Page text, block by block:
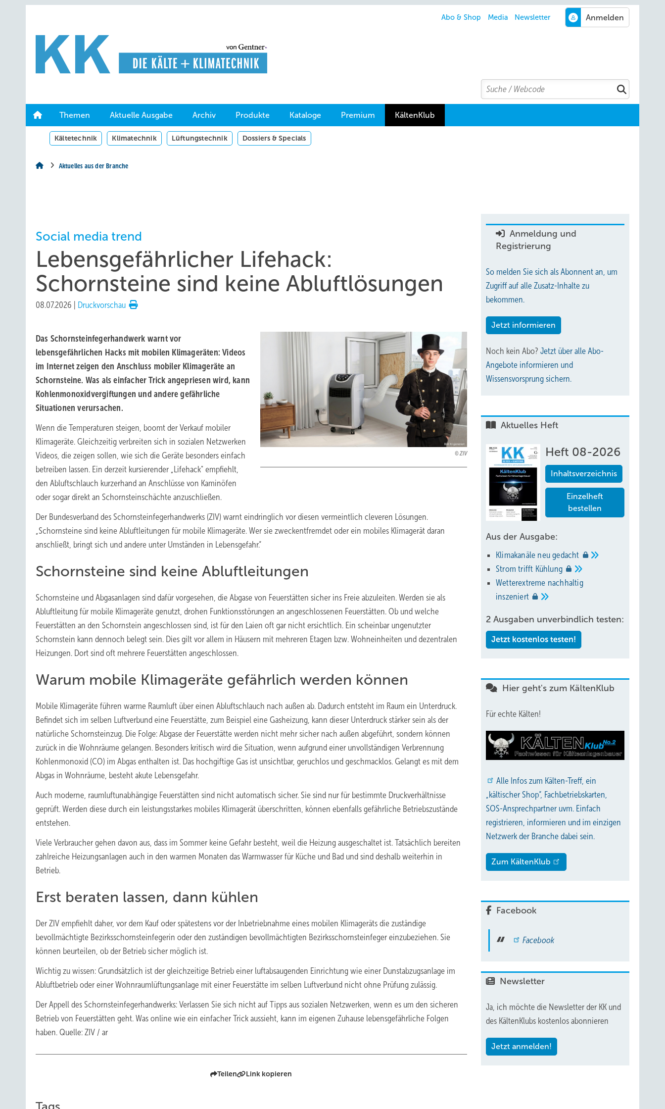
Hauptinhalt
Hauptmenü
Abo & Shop Media Newsletter
Search
Suchen
Themen Aktuelle Ausgabe Archiv Produkte Kataloge Premium KältenKlub
Kältetechnik Klimatechnik Lüftungstechnik Dossiers & Specials
Aktuelles aus der Branche
Social media trend
Lebensgefährlicher Lifehack:
Schornsteine sind keine Abluftlösungen
08.07.2026 Druckvorschau
ZIV
Das Schornsteinfegerhandwerk warnt vor
lebensgefährlichen Hacks mit mobilen Klimageräten: Videos
im Internet zeigen den Anschluss mobiler Klimageräte an
Schornsteine. Was als einfacher Trick angepriesen wird, kann
Kohlenmonoxidvergiftungen und andere gefährliche
Situationen verursachen.
Wenn die Temperaturen steigen, boomt der Verkauf mobiler
Klimageräte. Gleichzeitig verbreiten sich in sozialen Netzwerken
Videos, die zeigen sollen, wie sich die Geräte besonders einfach
betreiben lassen. Ein derzeit kursierender „Lifehack" empfiehlt,
den Abluftschlauch kurzerhand an Anschlüsse von Kaminöfen
oder sogar direkt an Schornsteinschächte anzuschließen.
Der Bundesverband des Schornsteinfegerhandwerks (ZIV) warnt eindringlich vor diesen vermeintlich cleveren Lösungen.
„Schornsteine sind keine Abluftleitungen für mobile Klimageräte. Wer sie zweckentfremdet oder ein mobiles Klimagerät daran
anschließt, bringt sich und andere unter Umständen in Lebensgefahr.“
Schornsteine sind keine Abluftleitungen
Schornsteine und Abgasanlagen sind dafür vorgesehen, die Abgase von Feuerstätten sicher ins Freie abzuleiten. Werden sie als
Abluftleitung für mobile Klimageräte genutzt, drohen Funktionsstörungen an angeschlossenen Feuerstätten. Ob und welche
Feuerstätten an den Schornstein angeschlossen sind, ist für den Laien oft gar nicht ersichtlich. Ein scheinbar ungenutzter
Schornstein kann dennoch belegt sein. Dies gilt vor allem in Häusern mit mehreren Etagen bzw. Wohneinheiten und dezentralen
Heizungen. Dort sind oft mehrere Feuerstätten angeschlossen.
Warum mobile Klimageräte gefährlich werden können
Mobile Klimageräte führen warme Raumluft über einen Abluftschlauch nach außen ab. Dadurch entsteht im Raum ein Unterdruck.
Befindet sich im selben Luftverbund eine Feuerstätte, zum Beispiel eine Gasheizung, kann dieser Unterdruck stärker sein als der
natürliche Schornsteinzug. Die Folge: Abgase der Feuerstätte werden nicht mehr sicher nach außen abgeführt, sondern können
zurück in die Wohnräume gelangen. Besonders kritisch wird die Situation, wenn aufgrund einer unvollständigen Verbrennung
Kohlenmonoxid (CO) im Abgas enthalten ist. Das hochgiftige Gas ist unsichtbar, geruchlos und geschmacklos. Gelangt es mit dem
Abgas in Wohnräume, besteht akute Lebensgefahr.
Auch moderne, raumluftunabhängige Feuerstätten sind nicht automatisch sicher. Sie sind nur für bestimmte Druckverhältnisse
geprüft. Werden diese durch ein leistungsstarkes mobiles Klimagerät überschritten, können ebenfalls gefährliche Betriebszustände
entstehen.
Viele Verbraucher gehen davon aus, dass im Sommer keine Gefahr besteht, weil die Heizung ausgeschaltet ist. Tatsächlich bereiten
zahlreiche Heizungsanlagen auch in den warmen Monaten das Warmwasser für Küche und Bad und sind deshalb weiterhin in
Betrieb.
Erst beraten lassen, dann kühlen
Der ZIV empfiehlt daher, vor dem Kauf oder spätestens vor der Inbetriebnahme eines mobilen Klimageräts die zuständige
bevollmächtigte Bezirksschornsteinfegerin oder den zuständigen bevollmächtigten Bezirksschornsteinfeger einzubeziehen. Sie
können beurteilen, ob der Betrieb sicher möglich ist.
Wichtig zu wissen: Grundsätzlich ist der gleichzeitige Betrieb einer luftabsaugenden Einrichtung wie einer Dunstabzugsanlage im
Abluftbetrieb oder einer Wohnraumlüftungsanlage mit einer Feuerstätte im selben Luftverbund nicht ohne Prüfung zulässig.
Der Appell des Schornsteinfegerhandwerks: Verlassen Sie sich nicht auf Tipps aus sozialen Netzwerken, wenn es um den sicheren
Betrieb von Feuerstätten geht. Was online wie ein einfacher Trick aussieht, kann im eigenen Zuhause lebensgefährliche Folgen
haben. Quelle: ZIV / ar
Teilen Link kopieren
Anmeldung und
Registrierung
So melden Sie sich als Abonnent an, um
Zugriff auf alle Zusatz-Inhalte zu
bekommen.
Jetzt informieren
Noch kein Abo? Jetzt über alle Abo-
Angebote informieren und
Wissensvorsprung sichern.
Aktuelles Heft
Heft 08-2026
Inhaltsverzeichnis
Einzelheft
bestellen
Aus der Ausgabe:
Klimakanäle neugedacht
Strom trifft Kühlung
Wetterextreme nachhaltig
inszeniert
2 Ausgaben unverbindlich testen:
Jetzt kostenlos testen!
Hier geht's zum KältenKlub
Für echte Kälten!
Alle Infos zum Kälten-Treff, ein
„kältischer Shop“, Fachbetriebskarten,
SOS-Ansprechpartner uvm. Einfach
registrieren, informieren und im einzigen
Netzwerk der Branche dabei sein.
Zum KältenKlub
Facebook
Facebook
Newsletter
Ja, ich möchte die Newsletter der KK und
des KältenKlubs kostenlos abonnieren
Jetzt anmelden!